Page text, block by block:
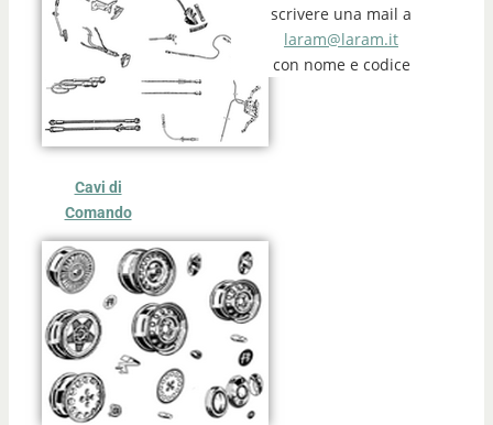
Cavi di
Comando
scrivere una mail a
laram@laram.it
con nome e codice